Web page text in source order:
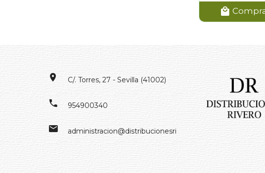
C/. Torres, 27 - Sevilla (41002)
954900340
administracion@distribucionesrivero.es